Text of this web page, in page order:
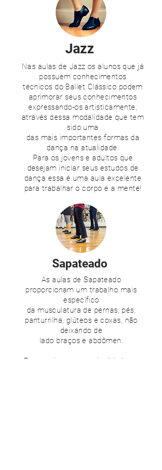
Jazz
Nas aulas de Jazz os alunos que já
possuem conhecimentos
técnicos do Ballet Clássico podem
aprimorar seus conhecimentos
expressando-os artisticamente,
através dessa modalidade que tem
sido uma
das mais importantes formas da
dança na atualidade.
Para os jovens e adultos que
desejam iniciar seus estudos de
dança essa é uma aula excelente
para trabalhar o corpo e a mente!
Sapateado
As aulas de Sapateado
proporcionam um trabalho mais
específico
da musculatura de pernas, pés,
panturrilha, glúteos e coxas, não
deixando de
lado braços e abdômen.
Desenvolve-se a musicalidade ao